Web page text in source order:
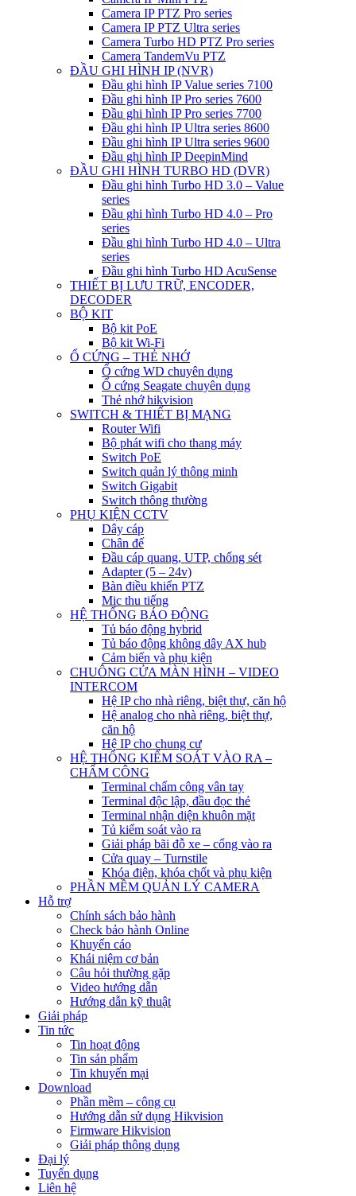
Camera IP PTZ Pro series
Camera IP PTZ Ultra series
Camera Turbo HD PTZ Pro series
Camera TandemVu PTZ
ĐẦU GHI HÌNH IP (NVR)
Đầu ghi hình IP Value series 7100
Đầu ghi hình IP Pro series 7600
Đầu ghi hình IP Pro series 7700
Đầu ghi hình IP Ultra series 8600
Đầu ghi hình IP Ultra series 9600
Đầu ghi hình IP DeepinMind
ĐẦU GHI HÌNH TURBO HD (DVR)
Đầu ghi hình Turbo HD 3.0 – Value
series
Đầu ghi hình Turbo HD 4.0 – Pro
series
Đầu ghi hình Turbo HD 4.0 – Ultra
series
Đầu ghi hình Turbo HD AcuSense
THIẾT BỊ LƯU TRỮ, ENCODER,
DECODER
BỘ KIT
Bộ kit PoE
Bộ kit Wi-Fi
Ổ CỨNG – THẺ NHỚ
Ổ cứng WD chuyên dụng
Ổ cứng Seagate chuyên dụng
Thẻ nhớ hikvision
SWITCH & THIẾT BỊ MẠNG
Router Wifi
Bộ phát wifi cho thang máy
Switch PoE
Switch quản lý thông minh
Switch Gigabit
Switch thông thường
PHỤ KIỆN CCTV
Dây cáp
Chân đế
Đầu cáp quang, UTP, chống sét
Adapter (5 – 24v)
Bàn điều khiển PTZ
Mic thu tiếng
HỆ THỐNG BÁO ĐỘNG
Tủ báo động hybrid
Tủ báo động không dây AX hub
Cảm biến và phụ kiện
CHUÔNG CỬA MÀN HÌNH – VIDEO
INTERCOM
Hệ IP cho nhà riêng, biệt thự, căn hộ
Hệ analog cho nhà riêng, biệt thự,
căn hộ
Hệ IP cho chung cư
HỆ THỐNG KIỂM SOÁT VÀO RA –
CHẤM CÔNG
Terminal chấm công vân tay
Terminal độc lập, đầu đọc thẻ
Terminal nhận diện khuôn mặt
Tủ kiểm soát vào ra
Giải pháp bãi đỗ xe – cổng vào ra
Cửa quay – Turnstile
Khóa điện, khóa chốt và phụ kiện
PHẦN MỀM QUẢN LÝ CAMERA
Hỗ trợ
Chính sách bảo hành
Check bảo hành Online
Khuyến cáo
Khái niệm cơ bản
Câu hỏi thường gặp
Video hướng dẫn
Hướng dẫn kỹ thuật
Giải pháp
Tin tức
Tin hoạt động
Tin sản phẩm
Tin khuyến mại
Download
Phần mềm – công cụ
Hướng dẫn sử dụng Hikvision
Firmware Hikvision
Giải pháp thông dụng
Đại lý
Tuyển dụng
Liên hệ